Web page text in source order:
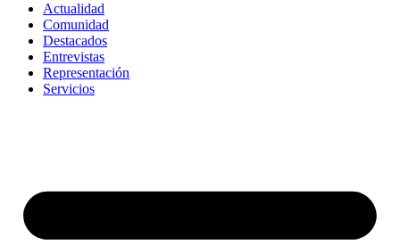
Actualidad
Comunidad
Destacados
Entrevistas
Representación
Servicios